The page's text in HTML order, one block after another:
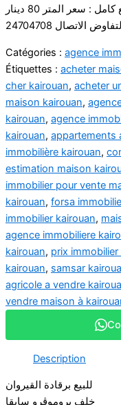
1000 متر : سعر المتر 100د في حال بيع كامل : سعر المتر 80 دينار
الاتصال 24704708
Catégories : agence
Étiquettes : acheter
cher kairouan, acheter
maison kairouan,
kairouan, agence
kairouan, appartements
immobilière kairouan,
estimation maison
immobilier pour vente
kairouan, forsa
immobilier kairouan,
agence immobiliere
kairouan, prix immobilier
kairouan, samsar
agricole a vendre
vendre maison à
Description
للبيع برقادة القيروان
خلف بروموڤرو سابقا